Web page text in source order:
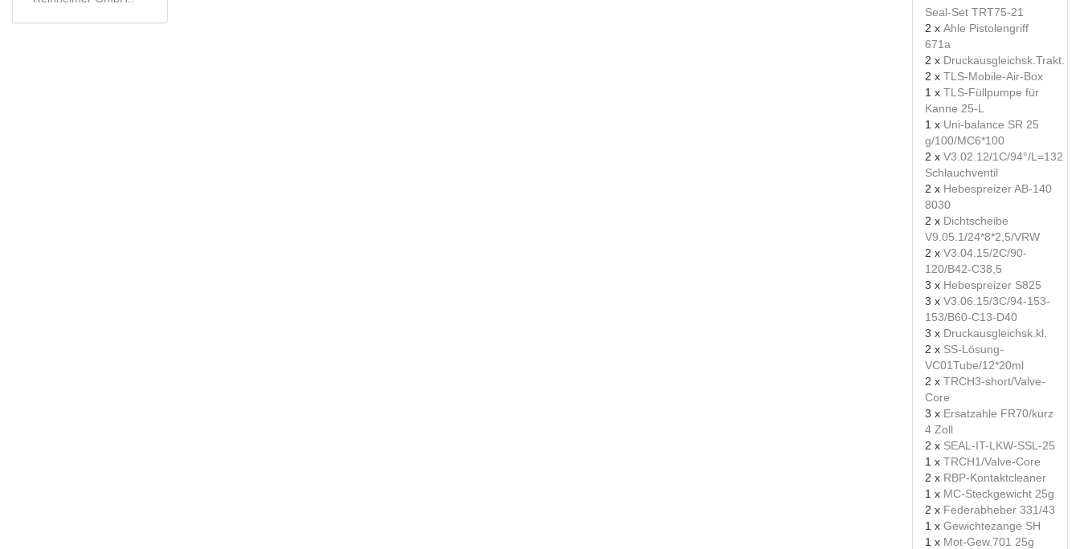
Seal-Set TRT75-21
2 x Ahle Pistolengriff
671a
2 x Druckausgleichsk.Trakt.
2 x TLS-Mobile-Air-Box
1 x TLS-Füllpumpe für
Kanne 25-L
1 x Uni-balance SR 25
g/100/MC6*100
2 x V3.02.12/1C/94°/L=132
Schlauchventil
2 x Hebespreizer AB-140
8030
2 x Dichtscheibe
V9.05.1/24*8*2,5/VRW
2 x V3.04.15/2C/90-
120/B42-C38,5
3 x Hebespreizer S825
3 x V3.06.15/3C/94-153-
153/B60-C13-D40
3 x Druckausgleichsk.kl.
2 x SS-Lösung-
VC01Tube/12*20ml
2 x TRCH3-short/Valve-
Core
3 x Ersatzahle FR70/kurz
4 Zoll
2 x SEAL-IT-LKW-SSL-25
1 x TRCH1/Valve-Core
2 x RBP-Kontaktcleaner
1 x MC-Steckgewicht 25g
2 x Federabheber 331/43
1 x Gewichtezange SH
1 x Mot-Gew.701 25g